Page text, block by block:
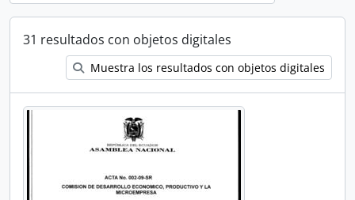
31 resultados con objetos digitales
Muestra los resultados con objetos digitales